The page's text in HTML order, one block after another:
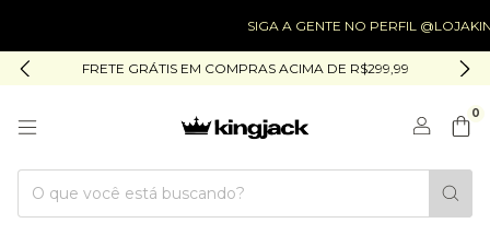
SIGA A GENTE NO PERFIL @LOJAKINGJACK
FRETE GRÁTIS EM COMPRAS ACIMA DE R$299,99
0